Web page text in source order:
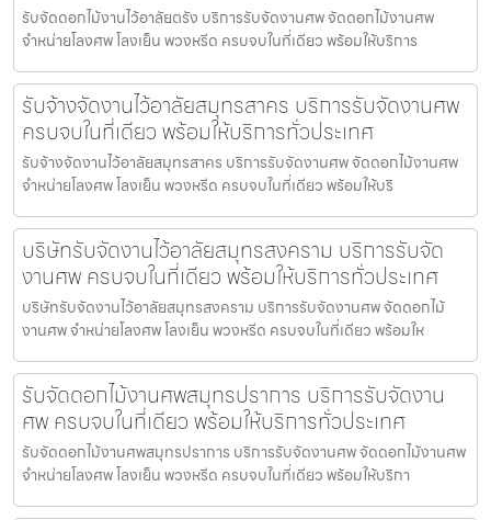
รับจัดดอกไม้งานไว้อาลัยตรัง บริการรับจัดงานศพ จัดดอกไม้งานศพ
จำหน่ายโลงศพ โลงเย็น พวงหรีด ครบจบในที่เดียว พร้อมให้บริการ
รับจ้างจัดงานไว้อาลัยสมุทรสาคร บริการรับจัดงานศพ
ครบจบในที่เดียว พร้อมให้บริการทั่วประเทศ
รับจ้างจัดงานไว้อาลัยสมุทรสาคร บริการรับจัดงานศพ จัดดอกไม้งานศพ
จำหน่ายโลงศพ โลงเย็น พวงหรีด ครบจบในที่เดียว พร้อมให้บริ
บริษัทรับจัดงานไว้อาลัยสมุทรสงคราม บริการรับจัด
งานศพ ครบจบในที่เดียว พร้อมให้บริการทั่วประเทศ
บริษัทรับจัดงานไว้อาลัยสมุทรสงคราม บริการรับจัดงานศพ จัดดอกไม้
งานศพ จำหน่ายโลงศพ โลงเย็น พวงหรีด ครบจบในที่เดียว พร้อมให
รับจัดดอกไม้งานศพสมุทรปราการ บริการรับจัดงาน
ศพ ครบจบในที่เดียว พร้อมให้บริการทั่วประเทศ
รับจัดดอกไม้งานศพสมุทรปราการ บริการรับจัดงานศพ จัดดอกไม้งานศพ
จำหน่ายโลงศพ โลงเย็น พวงหรีด ครบจบในที่เดียว พร้อมให้บริกา